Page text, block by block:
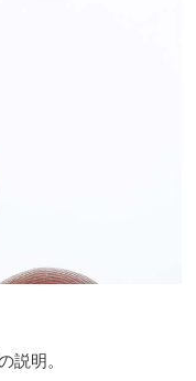
説明。